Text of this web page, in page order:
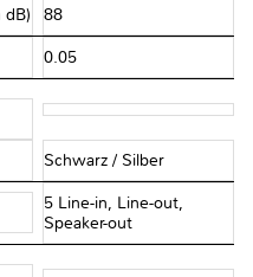
dB) 88
0.05
Schwarz / Silber
5 Line-in, Line-out,
Speaker-out